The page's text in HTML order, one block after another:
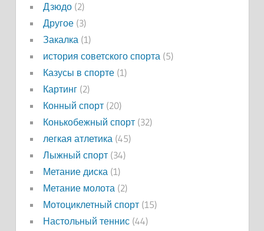
Дзюдо(2)
Другое(3)
Закалка(1)
история советского спорта(5)
Казусы в спорте(1)
Картинг(2)
Конный спорт(20)
Конькобежный спорт(32)
легкая атлетика(45)
Лыжный спорт(34)
Метание диска(1)
Метание молота(2)
Мотоциклетный спорт(15)
Настольный теннис(44)